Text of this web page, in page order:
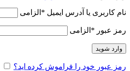
نام کاربری یا آدرس ایمیل * الزامی
رمز عبور * الزامی
وارد شوید
رمز عبور خود را فراموش کرده اید؟